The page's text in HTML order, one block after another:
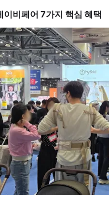
이비페어 7가지 핵심 혜택